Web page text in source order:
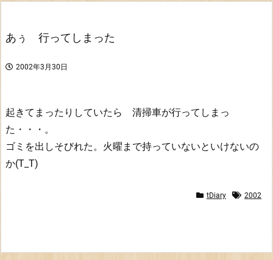
あぅ 行ってしまった
2002年3月30日
起きてまったりしていたら 清掃車が行ってしまっ
た・・・。
ゴミを出しそびれた。火曜まで持っていないといけないの
か(T_T)
tDiary 2002